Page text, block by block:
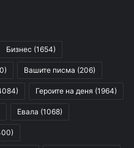
Бизнес (1654)
Вашите писма (206)
Героите на деня (1964)
Евала (1068)